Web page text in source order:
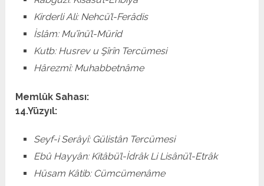
Kirderli Ali: Nehcü’l-Ferâdis
İslâm: Mu’înü’l-Mürîd
Kutb: Husrev u Şîrîn Tercümesi
Hârezmî: Muhabbetnâme
Memlûk Sahası:
14.Yüzyıl:
Seyf-i Serâyî: Gülistân Tercümesi
Ebû Hayyân: Kitâbü’l-İdrâk Li Lisânü’l-Etrâk
Hüsam Kâtib: Cümcümenâme